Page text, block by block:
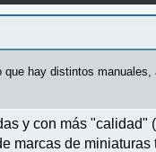
hay distintos
y con más
marcas de